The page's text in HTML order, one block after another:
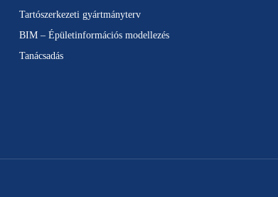
Tartószerkezeti gyártmányterv
BIM – Épületinformációs modellezés
Tanácsadás